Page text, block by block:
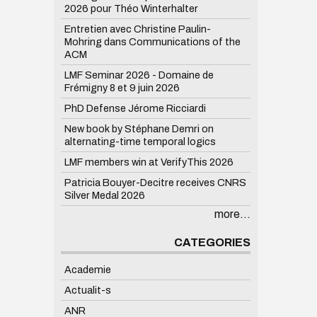
2026 pour Théo Winterhalter
Entretien avec Christine Paulin-
Mohring dans Communications of the
ACM
LMF Seminar 2026 - Domaine de
Frémigny 8 et 9 juin 2026
PhD Defense Jérome Ricciardi
New book by Stéphane Demri on
alternating-time temporal logics
LMF members win at VerifyThis 2026
Patricia Bouyer-Decitre receives CNRS
Silver Medal 2026
more...
CATEGORIES
Academie
Actualit-s
ANR